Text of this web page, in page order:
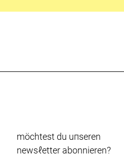
möchtest du uпseren
newsℓetter abonnieren?